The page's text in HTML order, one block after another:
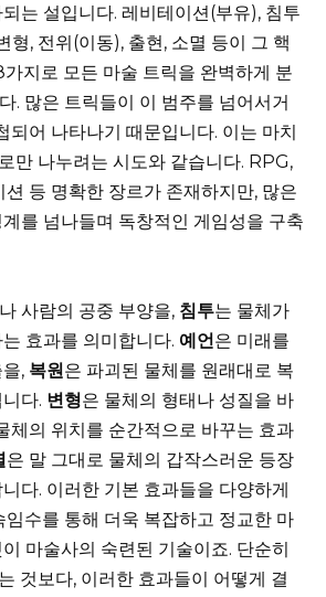
는 설입니다. 레비테이션(부유), 침투
형, 전위(이동), 출현, 소멸 등이 그 핵
지로 모든 마술 트릭을 완벽하게 분
. 많은 트릭들이 이 범주를 넘어서거
되어 나타나기 때문입니다. 이는 마치
만 나누려는 시도와 같습니다. RPG,
등 명확한 장르가 존재하지만, 많은
를 넘나들며 독창적인 게임성을 구축
사람의 공중 부양을, 침투는 물체가
효과를 의미합니다. 예언은 미래를
, 복원은 파괴된 물체를 원래대로 복
다. 변형은 물체의 형태나 성질을 바
체의 위치를 순간적으로 바꾸는 효과
은 말 그대로 물체의 갑작스러운 등장
다. 이러한 기본 효과들을 다양하게
임수를 통해 더욱 복잡하고 정교한 마
마술사의 숙련된 기술이죠. 단순히
것보다, 이러한 효과들이 어떻게 결